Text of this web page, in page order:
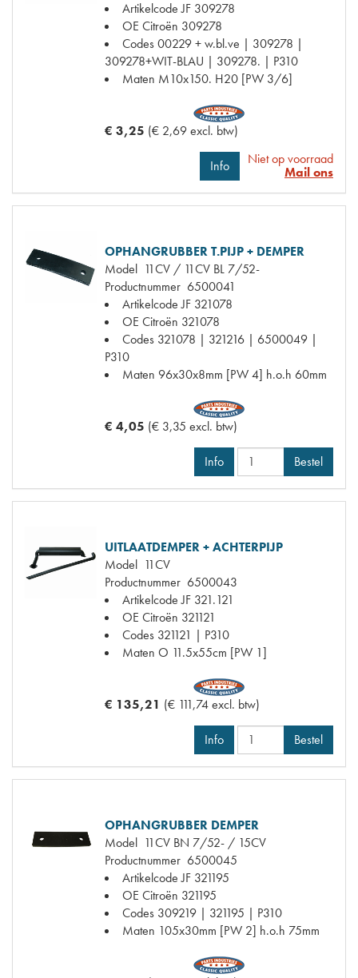
Artikelcode JF 309278
OE Citroën 309278
Codes00229 + w.bl.ve | 309278 |
309278+WIT-BLAU | 309278. | P310
Maten M10x150. H20 [PW 3/6]
€ 3,25 (€ 2,69 excl. btw)
Info
Niet op voorraad
Mail ons
OPHANGRUBBER T.PIJP + DEMPER
Model 11CV / 11CV BL 7/52-
Productnummer 6500041
Artikelcode JF 321078
OE Citroën 321078
Codes 321078 | 321216 | 6500049 |
P310
Maten 96x30x8mm [PW 4] h.o.h 60mm
€ 4,05 (€ 3,35 excl. btw)
Info Bestel
UITLAATDEMPER + ACHTERPIJP
Model 11CV
Productnummer 6500043
Artikelcode JF 321.121
OE Citroën 321121
Codes 321121 | P310
Maten O 11.5x55cm [PW 1]
€ 135,21 (€ 111,74 excl. btw)
Info Bestel
OPHANGRUBBER DEMPER
Model 11CV BN 7/52- / 15CV
Productnummer 6500045
Artikelcode JF 321195
OE Citroën 321195
Codes 309219 | 321195 | P310
Maten 105x30mm [PW 2] h.o.h 75mm